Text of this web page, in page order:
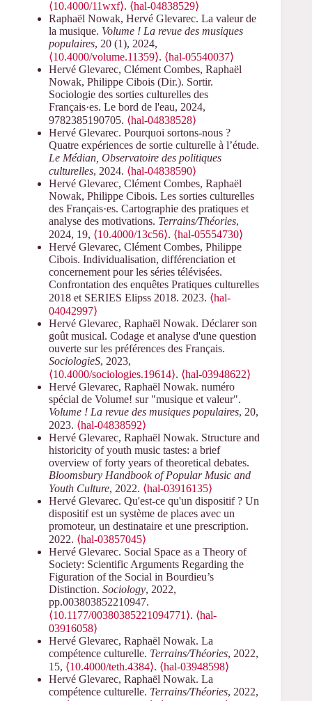
⟨10.4000/11wxf⟩. ⟨hal-04838529⟩
Raphaël Nowak, Hervé Glevarec. La valeur de
la musique. Volume ! La revue des musiques
populaires, 20 (1), 2024,
⟨10.4000/volume.11359⟩. ⟨hal-05540037⟩
Hervé Glevarec, Clément Combes, Raphaël
Nowak, Philippe Cibois (Dir.). Sortir.
Sociologie des sorties culturelles des
Français·es. Le bord de l'eau, 2024,
9782385190705. ⟨hal-04838528⟩
Hervé Glevarec. Pourquoi sortons-nous ?
Quatre expériences de sortie culturelle à l’étude.
Le Médian, Observatoire des politiques
culturelles, 2024. ⟨hal-04838590⟩
Hervé Glevarec, Clément Combes, Raphaël
Nowak, Philippe Cibois. Les sorties culturelles
des Français·es. Cartographie des pratiques et
analyse des motivations. Terrains/Théories,
2024, 19, ⟨10.4000/13c56⟩. ⟨hal-05554730⟩
Hervé Glevarec, Clément Combes, Philippe
Cibois. Individualisation, différenciation et
concernement pour les séries télévisées.
Confrontation des enquêtes Pratiques culturelles
2018 et SERIES Elipss 2018. 2023. ⟨hal-
04042997⟩
Hervé Glevarec, Raphaël Nowak. Déclarer son
goût musical. Codage et analyse d'une question
ouverte sur les préférences des Français.
SociologieS, 2023,
⟨10.4000/sociologies.19614⟩. ⟨hal-03948622⟩
Hervé Glevarec, Raphaël Nowak. numéro
spécial de Volume! sur "musique et valeur".
Volume ! La revue des musiques populaires, 20,
2023. ⟨hal-04838592⟩
Hervé Glevarec, Raphaël Nowak. Structure and
historicity of youth music tastes: a brief
overview of forty years of theoretical debates.
Bloomsbury Handbook of Popular Music and
Youth Culture, 2022. ⟨hal-03916135⟩
Hervé Glevarec. Qu'est-ce qu'un dispositif ? Un
dispositif est un système de places avec un
promoteur, un destinataire et une prescription.
2022. ⟨hal-03857045⟩
Hervé Glevarec. Social Space as a Theory of
Society: Scientific Arguments Regarding the
Figuration of the Social in Bourdieu’s
Distinction. Sociology, 2022,
pp.003803852210947.
⟨10.1177/00380385221094771⟩. ⟨hal-
03916058⟩
Hervé Glevarec, Raphaël Nowak. La
compétence culturelle. Terrains/Théories, 2022,
15, ⟨10.4000/teth.4384⟩. ⟨hal-03948598⟩
Hervé Glevarec, Raphaël Nowak. La
compétence culturelle. Terrains/Théories, 2022,